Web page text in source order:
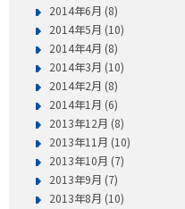
2014年6月 (8)
2014年5月 (10)
2014年4月 (8)
2014年3月 (10)
2014年2月 (8)
2014年1月 (6)
2013年12月 (8)
2013年11月 (10)
2013年10月 (7)
2013年9月 (7)
2013年8月 (10)